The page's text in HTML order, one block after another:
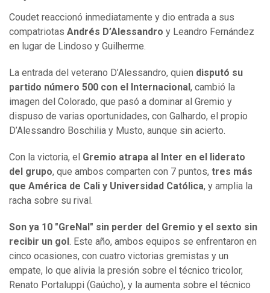
Coudet reaccionó inmediatamente y dio entrada a sus
compatriotas Andrés D’Alessandro y Leandro Fernández
en lugar de Lindoso y Guilherme.
La entrada del veterano D’Alessandro, quien disputó su
partido número 500 con el Internacional , cambió la
imagen del Colorado, que pasó a dominar al Gremio y
dispuso de varias oportunidades, con Galhardo, el propio
D’Alessandro Boschilia y Musto, aunque sin acierto.
Con la victoria, el Gremio atrapa al Inter en el liderato
del grupo, que ambos comparten con 7 puntos, tres más
que América de Cali y Universidad Católica, y amplia la
racha sobre su rival.
Son ya 10 "GreNal" sin perder del Gremio y el sexto sin
recibir un gol . Este año, ambos equipos se enfrentaron en
cinco ocasiones, con cuatro victorias gremistas y un
empate, lo que alivia la presión sobre el técnico tricolor,
Renato Portaluppi (Gaúcho), y la aumenta sobre el técnico